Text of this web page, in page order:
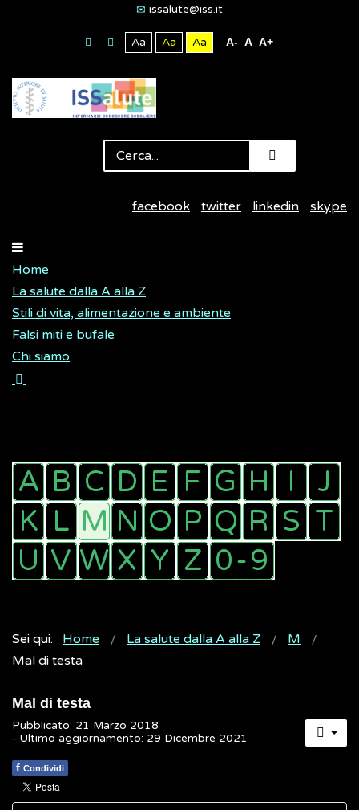
issalute@iss.it
Aa Aa Aa A- A A+
facebook twitter linkedin skype
Home
La salute dalla A alla Z
Stili di vita, alimentazione e ambiente
Falsi miti e bufale
Chi siamo
Sei qui: Home La salute dalla A alla Z
M
Mal di testa
Mal di testa
Pubblicato: 21 Marzo 2018
- Ultimo aggiornamento: 29 Dicembre 2021
f Condividi